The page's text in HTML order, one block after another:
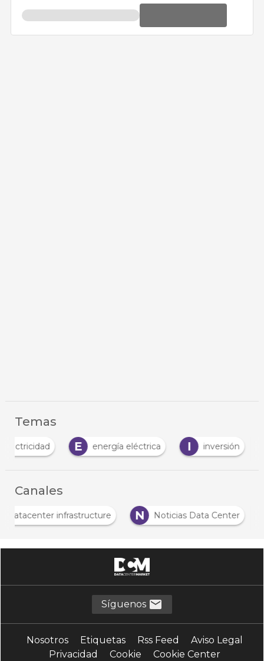
Temas
electricidad E energía eléctrica I inversión
Canales
Datacenter infrastructure N Noticias Data Center
Síguenos
Nosotros Etiquetas Rss Feed
Aviso Legal
Privacidad
Cookie Cookie Center